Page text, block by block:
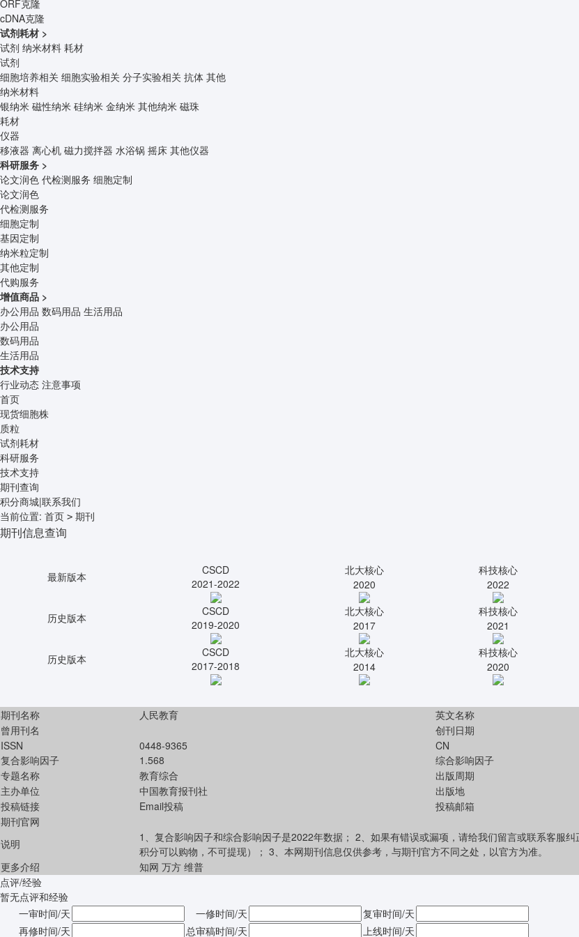
ORF克隆
cDNA克隆
试剂耗材 >
试剂 纳米材料 耗材
试剂
细胞培养相关 细胞实验相关 分子实验相关 抗体 其他
纳米材料
银纳米 磁性纳米 硅纳米 金纳米 其他纳米 磁珠
耗材
仪器
移液器 离心机 磁力搅拌器 水浴锅 摇床 其他仪器
科研服务 >
论文润色 代检测服务 细胞定制
论文润色
代检测服务
细胞定制
基因定制
纳米粒定制
其他定制
代购服务
增值商品 >
办公用品 数码用品 生活用品
办公用品
数码用品
生活用品
技术支持
行业动态 注意事项
首页
现货细胞株
质粒
试剂耗材
科研服务
技术支持
期刊查询
积分商城|联系我们
当前位置: 首页 > 期刊
期刊信息查询
最新版本
CSCD
2021-2022
北大核心
2020
科技核心
2022
历史版本
CSCD
2019-2020
北大核心
2017
科技核心
2021
历史版本
CSCD
2017-2018
北大核心
2014
科技核心
2020
期刊名称 人民教育 英文名称
曾用刊名
创刊日期
ISSN
0448-9365 CN
复合影响因子
1.568 综合影响因子
专题名称
教育综合 出版周期
主办单位
中国教育报刊社 出版地
投稿链接
Email投稿
投稿邮箱
期刊官网
说明
1、复合影响因子和综合影响因子是2022年数据； 2、如果有错误或漏项，请给我们留言或联系客服
积分可以购物，不可提现）； 3、本网期刊信息仅供参考，与期刊官方不同之处，以官方为准。
更多介绍
知网 万方 维普
点评/经验
暂无点评和经验
一审时间/天
一修时间/天
复审时间/天
再修时间/天
总审稿时间/天 上线时间/天